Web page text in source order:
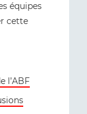
équipes
cette
l’ABF